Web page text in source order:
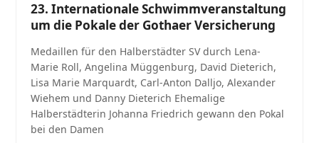
23. Internationale Schwimmveranstaltung
um die Pokale der Gothaer Versicherung
Medaillen für den Halberstädter SV durch Lena-
Marie Roll, Angelina Müggenburg, David Dieterich,
Lisa Marie Marquardt, Carl-Anton Dalljo, Alexander
Wiehem und Danny Dieterich Ehemalige
Halberstädterin Johanna Friedrich gewann den Pokal
bei den Damen